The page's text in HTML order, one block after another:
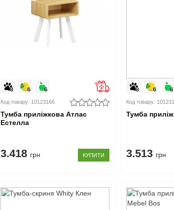
Код товару: 10123166
Тумба приліжкова Атлас
Естелла
3.418 грн КУПИТИ
Код товару:
Тумба
3.513 грн